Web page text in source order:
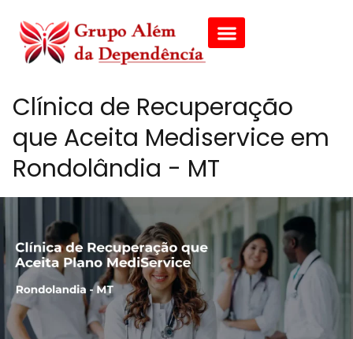
Clínica de Recuperação
que Aceita Mediservice em
Rondolândia - MT